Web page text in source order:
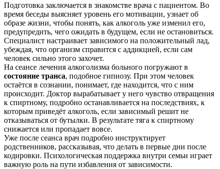
Подготовка заключается в знакомстве врача с пациентом. Во
время беседы выясняет уровень его мотивации, узнает об
образе жизни, чтобы понять, как алкоголь уже изменил его,
предупредить, чего ожидать в будущем, если не остановиться.
Специалист настраивает зависимого на положительный лад,
убеждая, что организм справится с аддикцией, если сам
человек сильно этого захочет.
На сеансе лечения алкоголизма больного погружают в
состояние транса, подобное гипнозу. При этом человек
остаётся в сознании, понимает, где находится, что с ним
происходит. Доктор вырабатывает у него чувство отвращения
к спиртному, подробно останавливается на последствиях, к
которым приведёт алкоголь, если зависимый решит не
отказываться от бутылки. В результате тяга к спиртному
снижается или пропадает вовсе.
Уже после сеанса врач подробно инструктирует
родственников, рассказывая, что делать в первые дни после
кодировки. Психологическая поддержка внутри семьи играет
важную роль на пути избавления от зависимости.